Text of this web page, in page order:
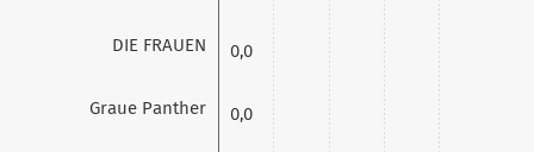
DIE FRAUEN
Graue Panther
0,0
0,0